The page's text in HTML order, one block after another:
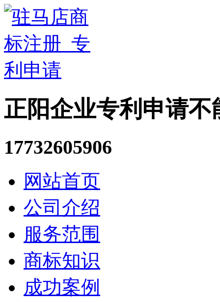
正阳企业专利申请不
17732605906
网站首页
公司介绍
服务范围
商标知识
成功案例